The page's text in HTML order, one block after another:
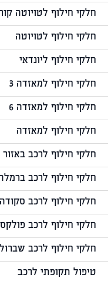
חלקי חילוף לטויוטה
חלקי חילוף לטויוטה
חלקי חילוף ליונדאי
חלקי חילוף למאזדה 3
חלקי חילוף למאזדה 6
חלקי חילוף למאזדה
חלקי חילוף לרכב באזור
חלקי חילוף לרכב
חלקי חילוף לרכב
חלקי חילוף לרכב
חלקי חילוף לרכב
טיפול תקופתי לרכב